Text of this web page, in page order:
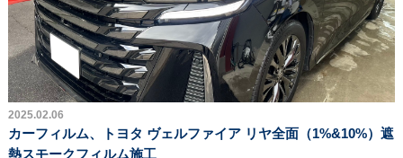
2025.02.06
カーフィルム、トヨタ ヴェルファイア リヤ全面（1%&10%）遮
熱スモークフィルム施工